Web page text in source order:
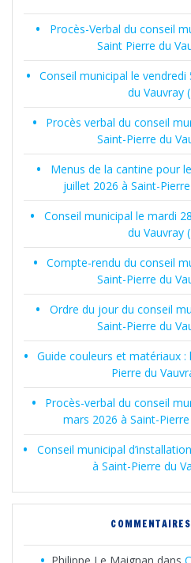
Procès-Verbal du conseil
Saint Pierre du
Conseil municipal le
du Vauvray
Procès verbal du conseil
Saint-Pierre du
Menus de la cantine pour
juillet 2026 à Saint-
Conseil municipal le mardi
du Vauvray
Compte-rendu du conseil
Saint-Pierre du
Ordre du jour du conseil
Saint-Pierre du
Guide couleurs et matériaux
Pierre du
Procès-verbal du conseil
mars 2026 à Saint-
Conseil municipal
à Saint-Pierre du